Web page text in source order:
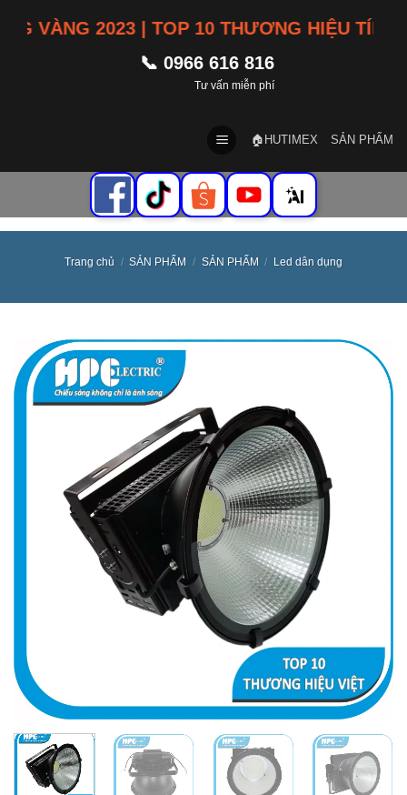
2023 | TOP 10 THƯƠNG HIỆU TÍN
📞 0966 616 816
Tư vấn miễn phí
🏠HUTIMEX SẢN PHẨM
Trang chủ / SẢN PHẨM / SẢN PHẨM / Led dân dụng